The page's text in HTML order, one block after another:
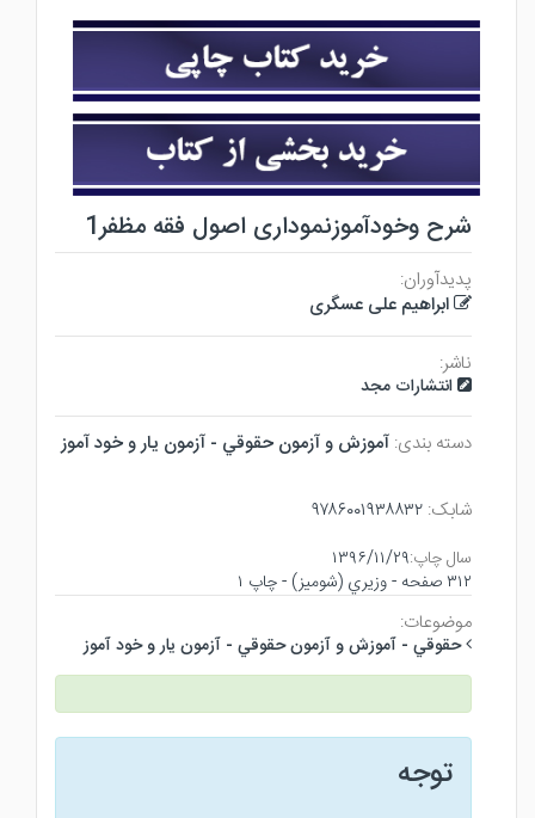
شرح وخودآموزنموداری اصول فقه مظفر1
پدیدآوران:
ابراهیم علی عسگری
ناشر:
انتشارات مجد
دسته بندی: آموزش و آزمون حقوقي - آزمون يار و خود آموز
شابک: ۹۷۸۶۰۰۱۹۳۸۸۳۲
سال چاپ:۱۳۹۶/۱۱/۲۹
۳۱۲ صفحه - وزيري (شوميز) - چاپ ۱
موضوعات:
حقوقي - آموزش و آزمون حقوقي - آزمون يار و خود آموز
توجه